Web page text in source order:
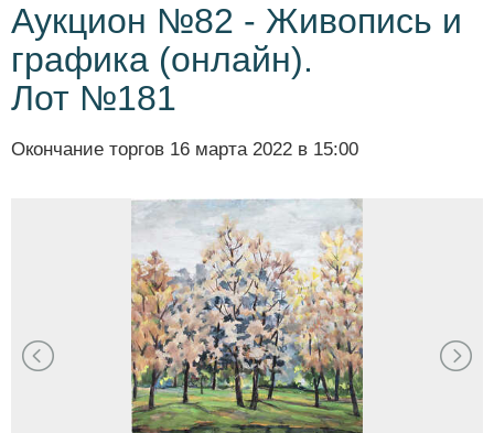
Аукцион №82 - Живопись и
графика (онлайн).
Лот №181
Окончание торгов 16 марта 2022 в 15:00